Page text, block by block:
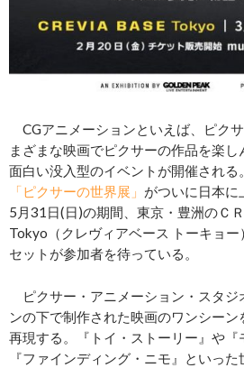
CGアニメーションといえば、ピク
まざまな映画でピクサーの作品を楽
面白い没入型のイベントが開催される
「ピクサーの世界展」 がついに日本に
5月31日(日)の期間、東京・豊洲のＣ
Tokyo（クレヴィアベース トーキョ
セットが参加者を待っている。
ピクサー・アニメーション・スタジ
ンの下で制作された映画のワンシー
再現する。『トイ・ストーリー』や『
『ファインディング・ニモ』といっ